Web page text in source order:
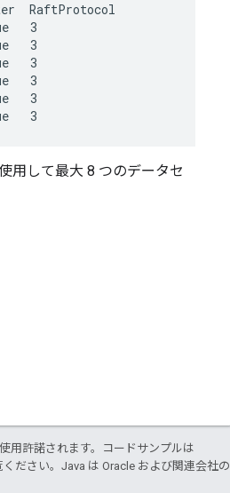
RaftProtocol
3
3
3
3
3
3
用して最大 8 つのデータセ
用許諾されます。コードサンプルは
ください。Java は Oracle および関連会社の